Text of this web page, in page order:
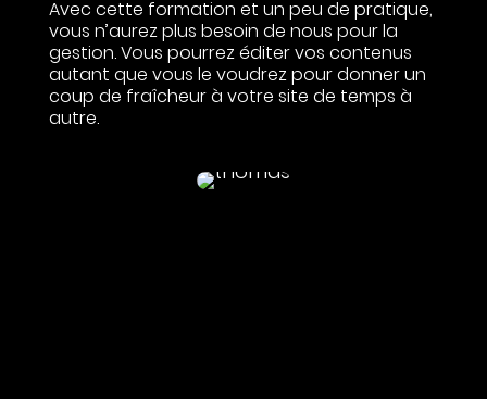
Avec cette formation et un peu de pratique,
vous n’aurez plus besoin de nous pour la
gestion. Vous pourrez éditer vos contenus
autant que vous le voudrez pour donner un
coup de fraîcheur à votre site de temps à
autre.